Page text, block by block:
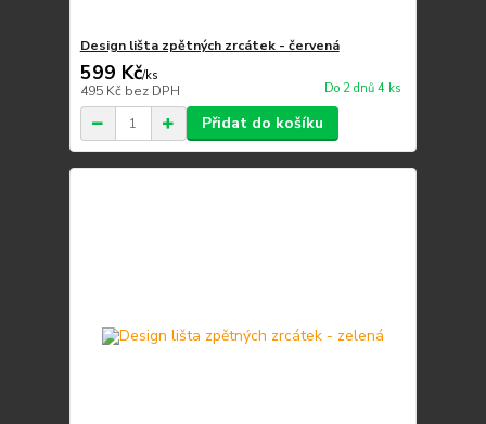
Design lišta zpětných zrcátek - červená
599 Kč/ks
495 Kč bez DPH Do 2 dnů 4 ks
Přidat do košíku